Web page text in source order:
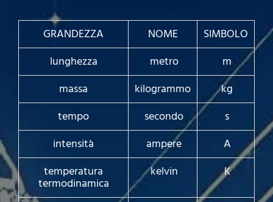
GRANDEZZA NOME
SIMBOLO
lunghezza
metro
m
massa
kilogrammo
kg
tempo
secondo
s
intensità
ampere
A
temperatura
termodinamica
kelvin K